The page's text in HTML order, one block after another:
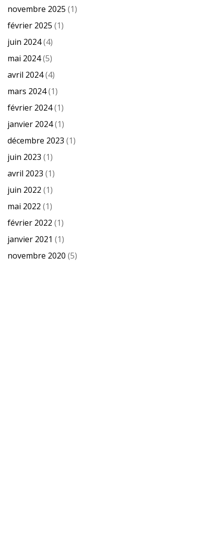
novembre 2025 (1)
février 2025 (1)
juin 2024(4)
mai 2024(5)
avril 2024(4)
mars 2024(1)
février 2024(1)
janvier 2024(1)
décembre 2023 (1)
juin 2023 (1)
avril 2023 (1)
juin 2022 (1)
mai 2022 (1)
février 2022 (1)
janvier 2021 (1)
novembre 2020 (5)